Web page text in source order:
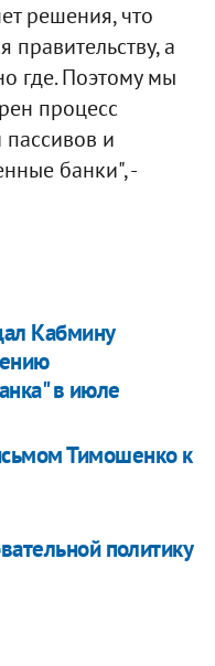
решения, что
правительству, а
где. Поэтому мы
процесс
и
банки", -
Кабмину
в июле
Тимошенко к
политику